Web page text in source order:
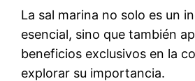
La sal marina no solo es un
esencial, sino que también
beneficios exclusivos en la
explorar su importancia.